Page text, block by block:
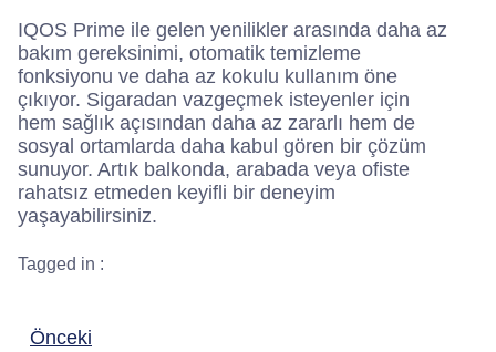
IQOS Prime ile gelen yenilikler arasında daha az
bakım gereksinimi, otomatik temizleme
fonksiyonu ve daha az kokulu kullanım öne
çıkıyor. Sigaradan vazgeçmek isteyenler için
hem sağlık açısından daha az zararlı hem de
sosyal ortamlarda daha kabul gören bir çözüm
sunuyor. Artık balkonda, arabada veya ofiste
rahatsız etmeden keyifli bir deneyim
yaşayabilirsiniz.
Tagged in :
Önceki